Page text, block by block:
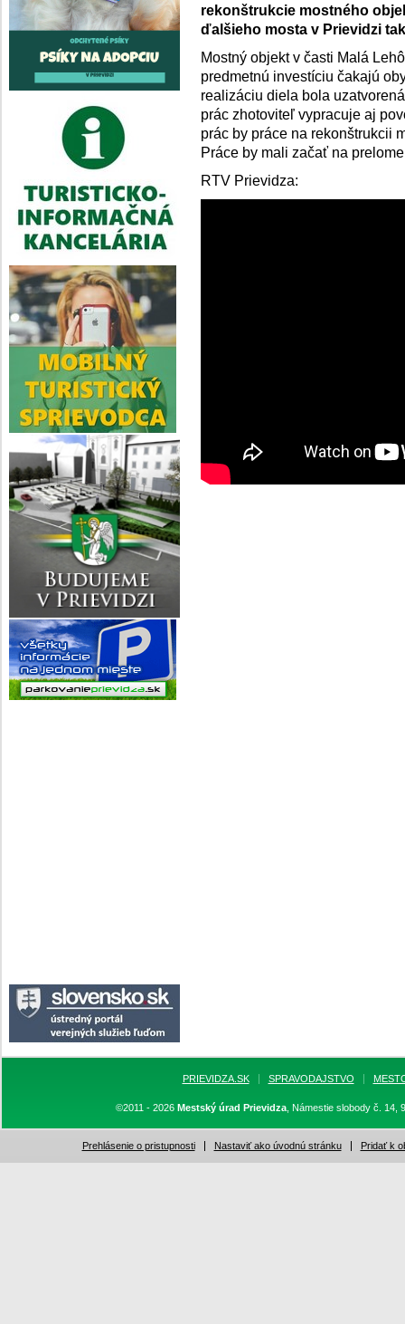
rekonštrukcie mostného
ďalšieho mosta v Prievidzi
Mostný objekt v časti Malá
predmetnú investíciu čakajú
realizáciu diela bola
prác zhotoviteľ vypracuje aj
prác by práce na rekonštrukcii
Práce by mali začať na
RTV Prievidza:
PRIEVIDZA.SK SPRAVODAJSTVO
©2011 - 2026 Mestský úrad Prievidza, Námestie slobody č. 14,
Prehlásenie o pristupnosti Nastaviť ako úvodnú stránku Pridať k